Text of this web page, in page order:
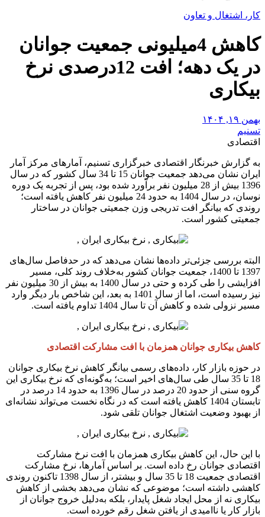
کار، اشتغال و تعاون
کاهش 4میلیونی جمعیت جوانان
در یک دهه؛ افت 12درصدی نرخ
بیکاری
بهمن ۱۹, ۱۴۰۴
تسنیم
اقتصادی
به گزارش خبرنگار اقتصادی خبرگزاری تسنیم، آمارهای مرکز آمار
ایران نشان می‌دهد جمعیت جوانان 15 تا 34 سال کشور که در سال
1396 بیش از 28 میلیون نفر برآورد شده بود، پس از تجربه یک دوره
نوسان، در سال 1404 به حدود 24 میلیون نفر کاهش یافته است؛
روندی که بیانگر افت تدریجی وزن جمعیتی جوانان در ساختار
جمعیتی کشور است.
البته بررسی جزئی‌تر داده‌ها نشان می‌دهد که در حدفاصل سال‌های
1397 تا 1400، جمعیت جوانان کشور به‌خلاف روند کلی، مسیر
افزایشی را طی کرده و حتی در سال 1400 به بیش از 30 میلیون نفر
نیز رسیده است، اما از سال 1401 به بعد، این شاخص بار دیگر وارد
مسیر نزولی شده و کاهش آن تا سال 1404 تداوم یافته است.
کاهش بیکاری جوانان همزمان با افت مشارکت اقتصادی
در حوزه بازار کار، داده‌های رسمی بیانگر کاهش نرخ بیکاری جوانان
18 تا 35 سال طی سال‌های اخیر است؛ به‌گونه‌ای که نرخ بیکاری این
گروه سنی از حدود 20 درصد در سال 1396 به حدود 14 درصد در
تابستان 1404 کاهش یافته است که در نگاه نخست می‌تواند نشانه‌ای
از بهبود وضعیت اشتغال جوانان تلقی شود.
با این حال، این کاهش بیکاری همزمان با افت نرخ مشارکت
اقتصادی جوانان رخ داده است. بر اساس آمارها، نرخ مشارکت
اقتصادی جمعیت 18 تا 35 سال و بیشتر، از سال 1398 تاکنون روندی
کاهشی داشته است؛ موضوعی که نشان می‌دهد بخشی از کاهش
بیکاری نه از محل ایجاد شغل پایدار، بلکه به‌دلیل خروج جوانان از
بازار کار یا ناامیدی از یافتن شغل رقم خورده است.